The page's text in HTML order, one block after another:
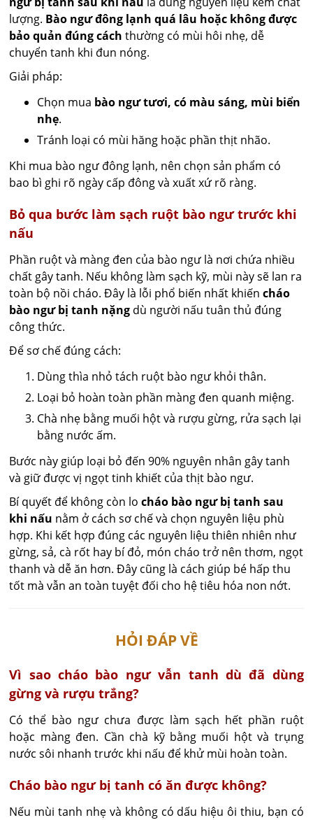
lượng. Bào ngư đông lạnh quá lâu hoặc không được
bảo quản đúng cách thường có mùi hôi nhẹ, dễ
chuyển tanh khi đun nóng.
Giải pháp:
Chọn mua bào ngư tươi, có màu sáng, mùi biển
nhẹ.
Tránh loại có mùi hăng hoặc phần thịt nhão.
Khi mua bào ngư đông lạnh, nên chọn sản phẩm có
bao bì ghi rõ ngày cấp đông và xuất xứ rõ ràng.
Bỏ qua bước làm sạch ruột bào ngư trước khi
nấu
Phần ruột và màng đen của bào ngư là nơi chứa nhiều
chất gây tanh. Nếu không làm sạch kỹ, mùi này sẽ lan ra
toàn bộ nồi cháo. Đây là lỗi phổ biến nhất khiếncháo
bào ngư bị tanh nặng dù người nấu tuân thủ đúng
công thức.
Để sơ chế đúng cách:
Dùng thìa nhỏ tách ruột bào ngư khỏi thân.
Loại bỏ hoàn toàn phần màng đen quanh miệng.
Chà nhẹ bằng muối hột và rượu gừng, rửa sạch lại
bằng nước ấm.
Bước này giúp loại bỏ đến 90% nguyên nhân gây tanh
và giữ được vị ngọt tinh khiết của thịt bào ngư.
Bí quyết để không còn locháo bào ngư bị tanh sau
khi nấu nằm ở cách sơ chế và chọn nguyên liệu phù
hợp. Khi kết hợp đúng các nguyên liệu thiên nhiên như
gừng, sả, cà rốt hay bí đỏ, món cháo trở nên thơm, ngọt
thanh và dễ ăn hơn. Đây cũng là cách giúp bé hấp thu
tốt mà vẫn an toàn tuyệt đối cho hệ tiêu hóa non nớt.
HỎI ĐÁP VỀ
Vì sao cháo bào ngư vẫn tanh dù đã dùng
gừng và rượu trắng?
Có thể bào ngư chưa được làm sạch hết phần ruột
hoặc màng đen. Cần chà kỹ bằng muối hột và trụng
nước sôi nhanh trước khi nấu để khử mùi hoàn toàn.
Cháo bào ngư bị tanh có ăn được không?
Nếu mùi tanh nhẹ và không có dấu hiệu ôi thiu, bạn có